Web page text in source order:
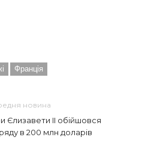
Франція
новина
Єлизавети II обійшовся
в 200 млн доларів